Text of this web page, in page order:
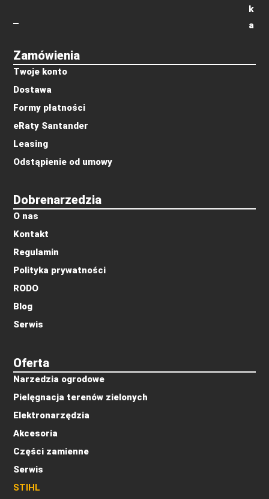
Oferta
Narzedzia ogrodowe
Pielęgnacja terenów zielonych
Elektronarzędzia
Akcesoria
Części zamienne
Serwis
STIHL
Dobrenarzedzia
O nas
Kontakt
Regulamin
Polityka prywatności
RODO
Blog
Serwis
Zamówienia
Twoje konto
Dostawa
Formy płatności
eRaty Santander
Leasing
Odstąpienie od umowy
k
a